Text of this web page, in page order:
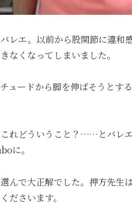
レエ。以前から股関節に違和
なくなってしまいました。
ュードから脚を伸ばそうとす
れどういうこと？……とバレ
に。
んで大正解でした。押方先生
ださいます。